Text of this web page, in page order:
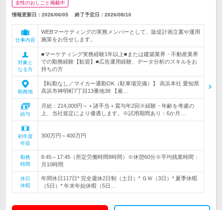
女性のおしごと掲載中
情報更新日：2026/06/05 終了予定日： 2026/08/10
仕事内容
WEBマーケティングの実務メンバーとして、販促計画立案や運用
施策をお任せします。
対象と
なる方
■マーケティング実務経験1年以上■または建築業界・不動産業界
での勤務経験【歓迎】■広告運用経験、データ分析のスキルをお
持ちの方
勤務地
【転勤なし／マイカー通勤OK（駐車場完備）】 高浜本社 愛知県
高浜市神明町7丁目13番地38 【雇…
給与
月給：214,000円～＋諸手当＋賞与年2回※経験・年齢を考慮の
上、当社規定により優遇します。※試用期間あり：6か月…
初年度
年収
300万円～400万円
勤務
時間
8:45～17:45（所定労働時間8時間）※休憩60分※平均残業時間：
月10時間
休日
休暇
年間休日117日* 完全週休2日制（土日）* ＧＷ（3日）* 夏季休暇
（5日）* 年末年始休暇（5日…